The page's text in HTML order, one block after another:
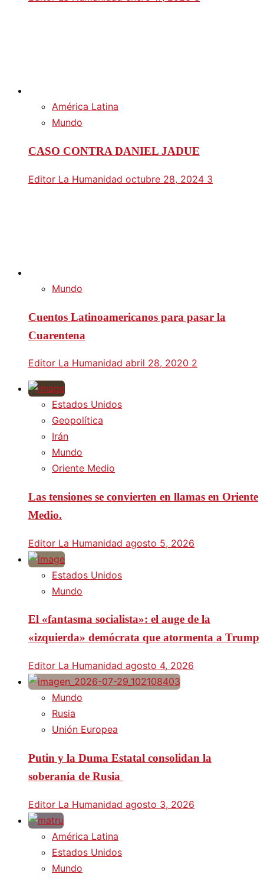
América Latina
Mundo
CASO CONTRA DANIEL JADUE
Editor La Humanidad octubre 28, 2024 3
Mundo
Cuentos Latinoamericanos para pasar la
Cuarentena
Editor La Humanidad abril 28, 2020 2
Estados Unidos
Geopolítica
Irán
Mundo
Oriente Medio
Las tensiones se convierten en llamas en Oriente
Medio.
Editor La Humanidad agosto 5, 2026
Estados Unidos
Mundo
El «fantasma socialista»: el auge de la
«izquierda» demócrata que atormenta a Trump
Editor La Humanidad agosto 4, 2026
Mundo
Rusia
Unión Europea
Putin y la Duma Estatal consolidan la
soberanía de Rusia
Editor La Humanidad agosto 3, 2026
América Latina
Estados Unidos
Mundo